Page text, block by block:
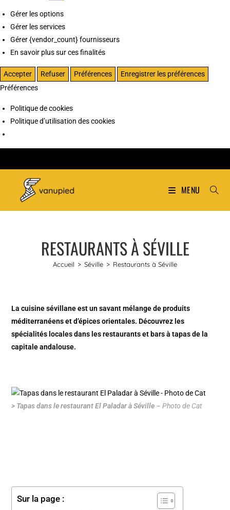
Gérer les options
Gérer les services
Gérer {vendor_count} fournisseurs
En savoir plus sur ces finalités
Accepter Refuser Préférences
Enregistrer les préférences
Préférences
Politique de cookies
Politique d’utilisation des cookies
MENU
RESTAURANTS À SÉVILLE
Accueil > Séville > Restaurants à Séville
La cuisine sévillane est un savant mélange de produits
méditerranéens et d’épices orientales. Découvrez les
spécialités locales dans les restaurants et bars à tapas de la
capitale andalouse.
> Tapas dans le restaurant El Paladar à Séville – Photo de Cat
Sur la page :